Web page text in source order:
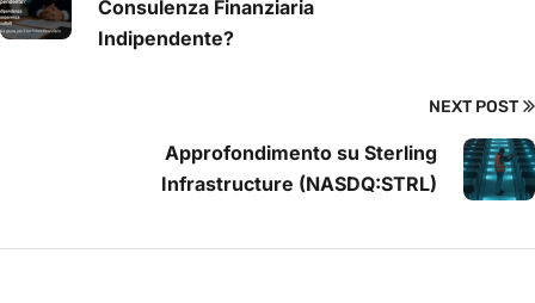
Consulenza Finanziaria
Indipendente?
NEXT POST
Approfondimento su Sterling
Infrastructure (NASDQ:STRL)